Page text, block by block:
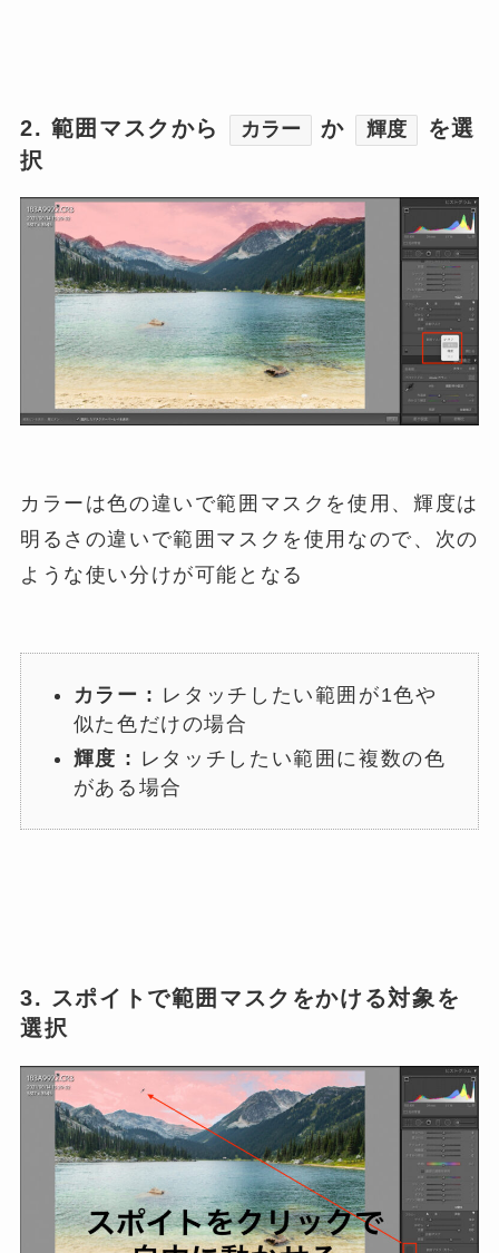
2. 範囲マスクから カラー か 輝度
を選
択
カラーは色の違いで範囲マスクを使用、輝度は
明るさの違いで範囲マスクを使用なので、次の
ような使い分けが可能となる
カラー : レタッチしたい範囲が1色や
似た色だけの場合
輝度 : レタッチしたい範囲に複数の色
がある場合
3. スポイトで範囲マスクをかける対象を
選択